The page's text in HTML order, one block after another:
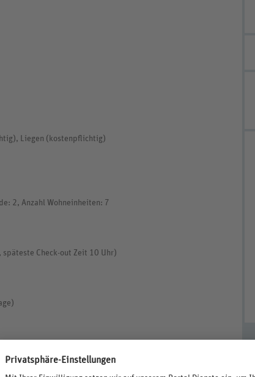
Liegen (kostenpflichtig)
2, Anzahl Wohneinheiten: 7
späteste Check-out Zeit 10 Uhr)